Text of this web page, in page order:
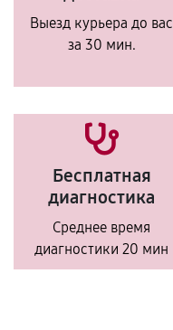
Выезд курьера до вас
за 30 мин.
Бесплатная
диагностика
Среднее время
диагностики 20 мин